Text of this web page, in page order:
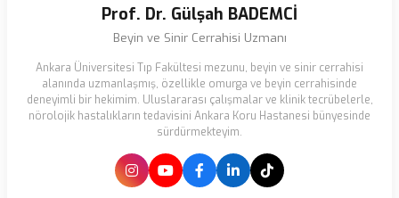
Prof. Dr. Gülşah BADEMCİ
Beyin ve Sinir Cerrahisi Uzmanı
Ankara Üniversitesi Tıp Fakültesi mezunu, beyin ve sinir cerrahisi
alanında uzmanlaşmış, özellikle omurga ve beyin cerrahisinde
deneyimli bir hekimim. Uluslararası çalışmalar ve klinik tecrübelerle,
nörolojik hastalıkların tedavisini Ankara Koru Hastanesi bünyesinde
sürdürmekteyim.